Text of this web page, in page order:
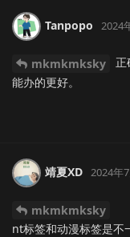
Tanpopo 2024
mkmkmksky
正
能办的更好。
靖夏XD 2024年
mkmkmksky
nt标签和动漫标签是不